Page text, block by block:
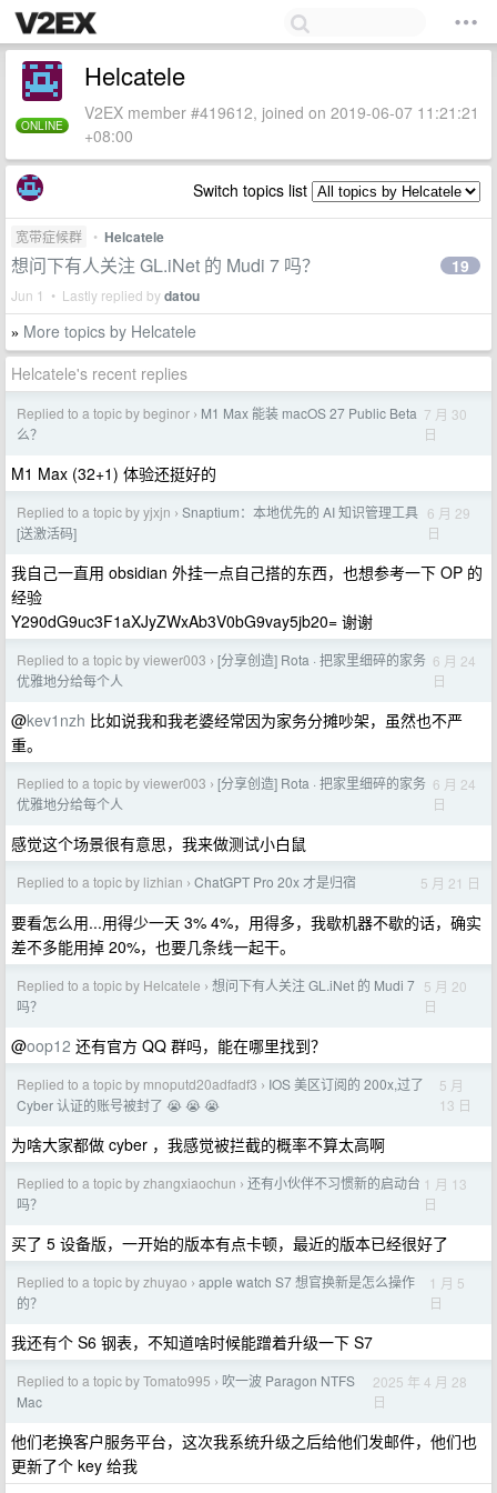
ONLINE
Helcatele
V2EX member #419612, joined on 2019-06-07 11:21:21
+08:00
Switch topics list
宽带症候群 • Helcatele
想问下有人关注 GL.iNet 的 Mudi 7 吗？
Jun 1 • Lastly replied bydatou
19
» More topics by Helcatele
Helcatele's recent replies
Replied to a topic by beginor › M1 Max 能装 macOS 27 Public Beta
么？
7 月 30
日
M1 Max (32+1) 体验还挺好的
Replied to a topic by yjxjn › Snaptium：本地优先的 AI 知识管理工具
[送激活码]
6 月 29
日
我自己一直用 obsidian 外挂一点自己搭的东西，也想参考一下 OP 的
经验
Y290dG9uc3F1aXJyZWxAb3V0bG9vay5jb20= 谢谢
Replied to a topic by viewer003 › [分享创造] Rota · 把家里细碎的家务
优雅地分给每个人
6 月 24
日
@kev1nzh 比如说我和我老婆经常因为家务分摊吵架，虽然也不严
重。
Replied to a topic by viewer003 › [分享创造] Rota · 把家里细碎的家务
优雅地分给每个人
6 月 24
日
感觉这个场景很有意思，我来做测试小白鼠
Replied to a topic by lizhian › ChatGPT Pro 20x 才是归宿 5 月 21 日
要看怎么用...用得少一天 3% 4%，用得多，我歇机器不歇的话，确实
差不多能用掉 20%，也要几条线一起干。
Replied to a topic by Helcatele › 想问下有人关注 GL.iNet 的 Mudi 7
吗？
5 月 20
日
@oop12 还有官方 QQ 群吗，能在哪里找到？
Replied to a topic by mnoputd20adfadf3 › IOS 美区订阅的 200x,过了
Cyber 认证的账号被封了 😭 😭 😭
5 月
13 日
为啥大家都做 cyber ，我感觉被拦截的概率不算太高啊
Replied to a topic by zhangxiaochun › 还有小伙伴不习惯新的启动台
吗？
1 月 13
日
买了 5 设备版，一开始的版本有点卡顿，最近的版本已经很好了
Replied to a topic by zhuyao › apple watch S7 想官换新是怎么操作
的？
1 月 5
日
我还有个 S6 钢表，不知道啥时候能蹭着升级一下 S7
Replied to a topic by Tomato995 › 吹一波 Paragon NTFS
Mac
2025 年 4 月 28
日
他们老换客户服务平台，这次我系统升级之后给他们发邮件，他们也
更新了个 key 给我